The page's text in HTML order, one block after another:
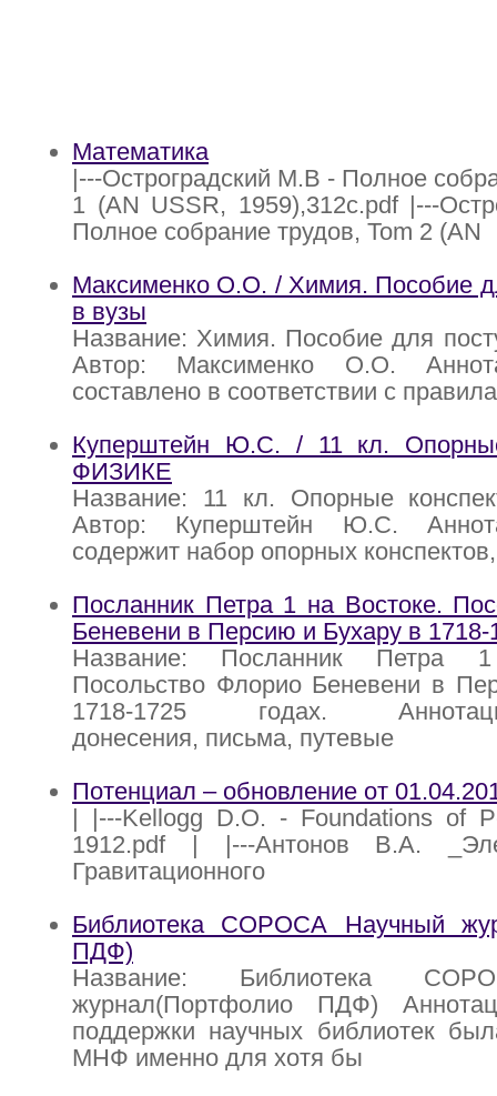
Математика
|---Остроградский М.В - Полное
1 (AN USSR, 1959),312с.pdf |---
Полное собрание трудов, Tom 2 (AN
Максименко О.О. / Химия. Пособие
в вузы
Название: Химия. Пособие для
Автор: Максименко О.О.
составлено в соответствии с
Куперштейн Ю.С. / 11 кл.
ФИЗИКЕ
Название: 11 кл. Опорные
Автор: Куперштейн Ю.С.
содержит набор опорных
Посланник Петра 1 на Востоке.
Беневени в Персию и Бухару в 1718-
Название: Посланник Петра
Посольство Флорио Беневени в
1718-1725 годах.
донесения, письма, путевые
Потенциал – обновление от
| |---Kellogg D.O. - Foundations of
1912.pdf | |---Антонов В.А.
Гравитационного
Библиотека СОРОСА Научный
ПДФ)
Название: Библиотека
журнал(Портфолио ПДФ)
поддержки научных библиотек
МНФ именно для хотя бы